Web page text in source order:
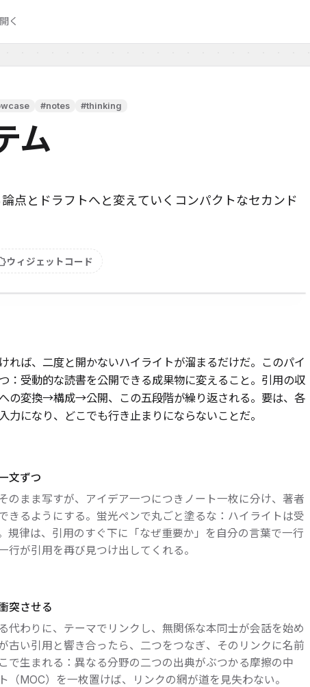
く
#notes #thinking
ム
点とドラフトへと変えていくコンパクトなセカンド
ウィジェットコード
れば、二度と開かないハイライトが溜まるだけだ。このパイ
：受動的な読書を公開できる成果物に変えること。引用の収
の変換→構成→公開、この五段階が繰り返される。要は、各
力になり、どこでも行き止まりにならないことだ。
文ずつ
のまま写すが、アイデア一つにつきノート一枚に分け、著者
きるようにする。蛍光ペンで丸ごと塗るな：ハイライトは受
規律は、引用のすぐ下に「なぜ重要か」を自分の言葉で一行
行が引用を再び見つけ出してくれる。
突させる
代わりに、テーマでリンクし、無関係な本同士が会話を始め
古い引用と響き合ったら、二つをつなぎ、そのリンクに名前
で生まれる：異なる分野の二つの出典がぶつかる摩擦の中
（MOC）を一枚置けば、リンクの網が道を見失わない。